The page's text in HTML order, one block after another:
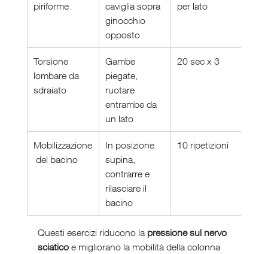
piriforme
caviglia sopra
ginocchio
opposto
per lato
Torsione
lombare da
sdraiato
Gambe
piegate,
ruotare
entrambe da
un lato
20 sec x 3
Mobilizzazione
del bacino
In posizione
supina,
contrarre e
rilasciare il
bacino
10 ripetizioni
Questi esercizi riducono la pressione sul nervo
sciatico e migliorano la mobilità della colonna